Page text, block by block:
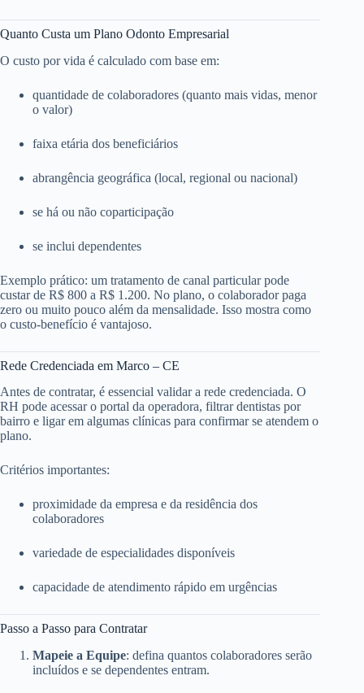
Quanto Custa um Plano Odonto Empresarial
O custo por vida é calculado com base em:
quantidade de colaboradores (quanto mais vidas, menor
o valor)
faixa etária dos beneficiários
abrangência geográfica (local, regional ou nacional)
se há ou não coparticipação
se inclui dependentes
Exemplo prático: um tratamento de canal particular pode
custar de R$ 800 a R$ 1.200. No plano, o colaborador paga
zero ou muito pouco além da mensalidade. Isso mostra como
o custo-benefício é vantajoso.
Rede Credenciada em Marco – CE
Antes de contratar, é essencial validar a rede credenciada. O
RH pode acessar o portal da operadora, filtrar dentistas por
bairro e ligar em algumas clínicas para confirmar se atendem o
plano.
Critérios importantes:
proximidade da empresa e da residência dos
colaboradores
variedade de especialidades disponíveis
capacidade de atendimento rápido em urgências
Passo a Passo para Contratar
Mapeie a Equipe: defina quantos colaboradores serão
incluídos e se dependentes entram.